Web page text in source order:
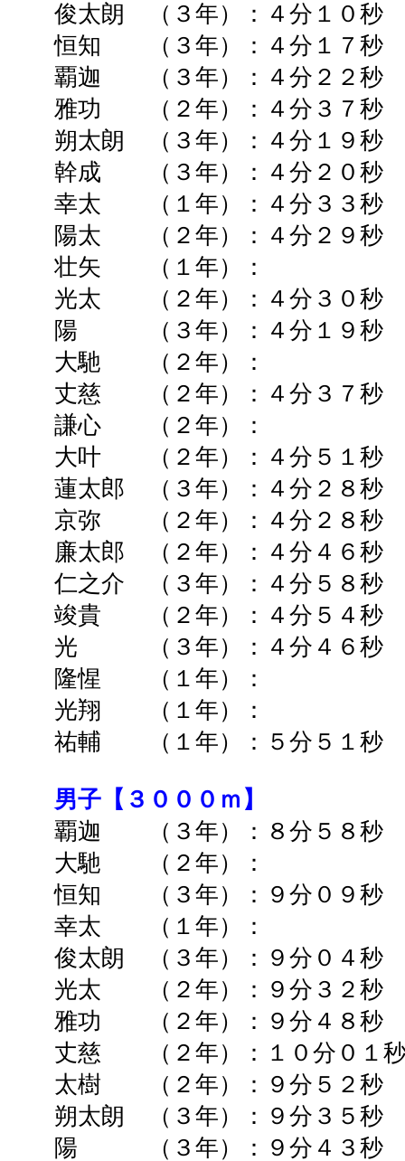
俊太朗 （３年）：４分１０
恒知 （３年）：４分１７
覇迦 （３年）：４分２２
雅功 （２年）：４分３７
朔太朗 （３年）：４分１９
幹成 （３年）：４分２０
幸太 （１年）：４分３３
陽太 （２年）：４分２９
壮矢 （１年）
光太
（２年）：４分３０
陽 （３年）：４分１９
大馳 （２年）： ➡
丈慈
（２年）：４分３７
謙心 （２年）： ➡
大叶 （２年）：４分５１
蓮太郎 （３年）：
４分２８秒
京弥 （２年）：４分２８
廉太郎
（２年）：４分４６
仁之介 （３年）：４分５８
竣貴
（２年）：４分５４
光 （３年）：４分４６
隆惺 （１年）： ➡
光翔 （１年）： ➡
祐輔 （１年）：５分５１
男子【３０００ｍ】
覇迦 （３年）：８分５８
大馳 （２年）： ➡
恒知 （３年）：９分０９
幸太 （１年）： ➡
俊太朗 （３年）：９分０
光太 （２年）：９分３２
雅功 （２年）：９分４
丈慈 （２年）：１０分０１
太樹 （２年）：９分５２
朔太朗 （３年）：９分３５
陽 （３年）：９分４３